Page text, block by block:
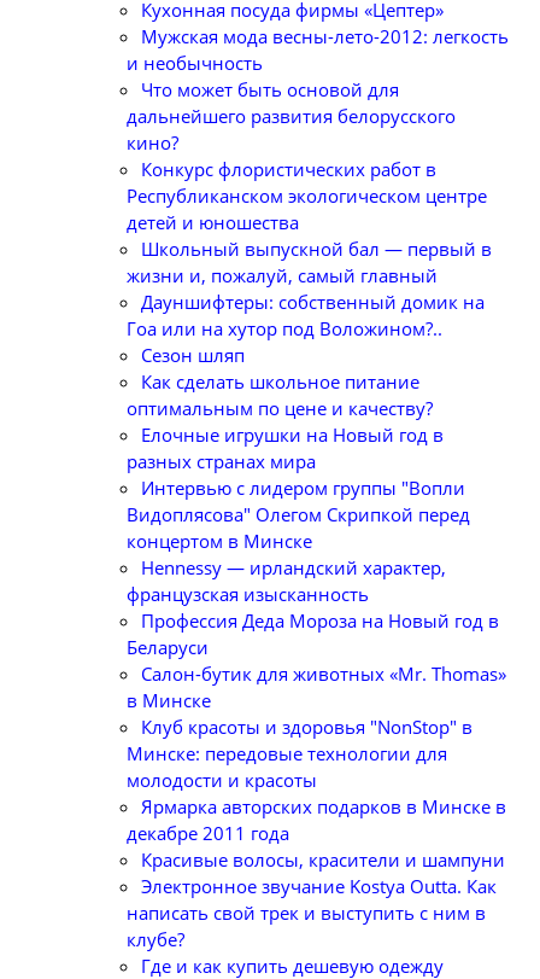
Кухонная посуда фирмы «Цептер»
Мужская мода весны-лето-2012: легкость
и необычность
Что может быть основой для
дальнейшего развития белорусского
кино?
Конкурс флористических работ в
Республиканском экологическом центре
детей и юношества
Школьный выпускной бал — первый в
жизни и, пожалуй, самый главный
Дауншифтеры: собственный домик на
Гоа или на хутор под Воложином?..
Сезон шляп
Как сделать школьное питание
оптимальным по цене и качеству?
Елочные игрушки на Новый год в
разных странах мира
Интервью с лидером группы "Вопли
Видоплясова" Олегом Скрипкой перед
концертом в Минске
Hennessy — ирландский характер,
французская изысканность
Профессия Деда Мороза на Новый год в
Беларуси
Салон-бутик для животных «Mr. Thomas»
в Минске
Клуб красоты и здоровья "NonStop" в
Минске: передовые технологии для
молодости и красоты
Ярмарка авторских подарков в Минске в
декабре 2011 года
Красивые волосы, красители и шампуни
Электронное звучание Kostya Outta. Как
написать свой трек и выступить с ним в
клубе?
Где и как купить дешевую одежду